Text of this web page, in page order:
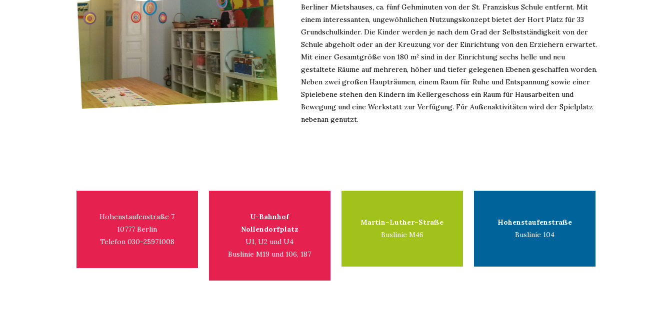
Berliner Mietshauses, ca. fünf Gehminuten von der St. Franziskus Schule entfernt. Mit
einem interessanten, ungewöhnlichen Nutzungskonzept bietet der Hort Platz für 33
Grundschulkinder. Die Kinder werden je nach dem Grad der Selbstständigkeit von der
Schule abgeholt oder an der Kreuzung vor der Einrichtung von den Erziehern erwartet.
Mit einer Gesamtgröße von 180 m² sind in der Einrichtung sechs helle und neu
gestaltete Räume auf mehreren, höher und tiefer gelegenen Ebenen geschaffen worden.
Neben zwei großen Haupträumen, einem Raum für Ruhe und Entspannung sowie einer
Spielebene stehen den Kindern im Kellergeschoss ein Raum für Hausarbeiten und
Bewegung und eine Werkstatt zur Verfügung. Für Außenaktivitäten wird der Spielplatz
nebenan genutzt.
Hohenstaufenstraße 7
10777 Berlin
Telefon 030-25971008
U-Bahnhof
Nollendorfplatz
U1, U2 und U4
Buslinie M19 und 106, 187
Martin–Luther–Straße
Buslinie M46
Hohenstaufenstraße
Buslinie 104